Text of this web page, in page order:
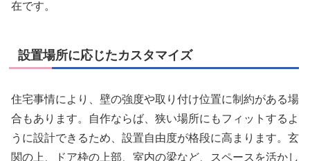
在です。
設置場所に応じたカスタマイズ
住宅事情により、壁の強度や取り付け位置に制約がある場
合もあります。自作ならば、狭い場所にもフィットするよ
うに設計できるため、設置自由度が格段に高まります。玄
関の上、ドア枠の上部、室内の梁など、スペースを活かし